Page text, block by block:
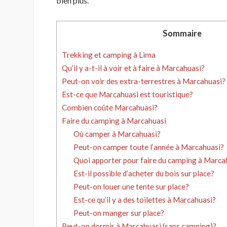
Sommaire
Trekking et camping à Lima
Qu’il y a-t-il à voir et à faire à Marcahuasi?
Peut-on voir des extra-terrestres à Marcahuasi?
Est-ce que Marcahuasi est touristique?
Combien coûte Marcahuasi?
Faire du camping à Marcahuasi
Où camper à Marcahuasi?
Peut-on camper toute l’année à Marcahuasi?
Quoi apporter pour faire du camping à
Est-il possible d’acheter du bois sur place?
Peut-on louer une tente sur place?
Est-ce qu’il y a des toilettes à Marcahuasi?
Peut-on manger sur place?